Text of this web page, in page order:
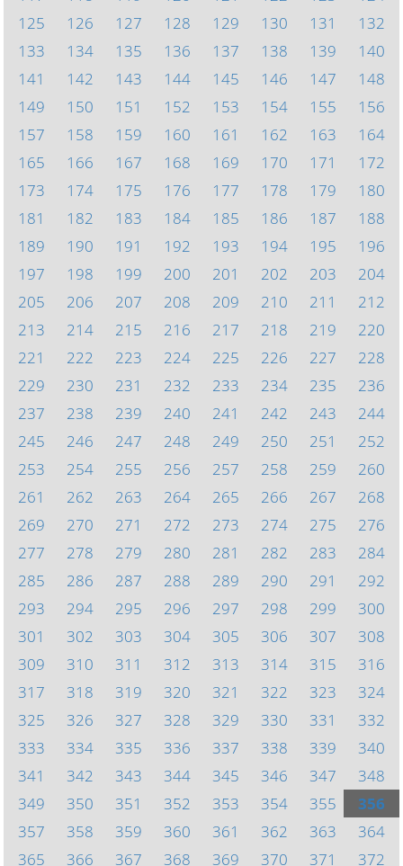
125
126 127 128 129 130 131
132
133
134 135 136 137 138 139
140
141
142 143 144 145 146 147
148
149
150 151 152 153 154 155
156
157
158 159 160 161 162 163
164
165
166 167 168 169 170 171
172
173
174 175 176 177 178 179
180
181
182 183 184 185 186 187
188
189
190 191 192 193 194 195
196
197
198 199 200 201 202 203
204
205
206 207 208 209 210 211
212
213
214 215 216 217 218 219
220
221
222 223 224 225 226 227
228
229
230 231 232 233 234 235
236
237
238 239 240 241 242 243
244
245
246 247 248 249 250 251
252
253
254 255 256 257 258 259
260
261
262 263 264 265 266 267
268
269
270 271 272 273 274 275
276
277
278 279 280 281 282 283
284
285
286 287 288 289 290 291
292
293
294 295 296 297 298 299
300
301
302 303 304 305 306 307
308
309
310 311 312 313 314 315
316
317
318 319 320 321 322 323
324
325
326 327 328 329 330 331
332
333
334 335 336 337 338 339
340
341
342 343 344 345 346 347
348
349
350 351 352 353 354 355
356
357
358 359 360 361 362 363
364
365
366 367 368 369 370 371 372